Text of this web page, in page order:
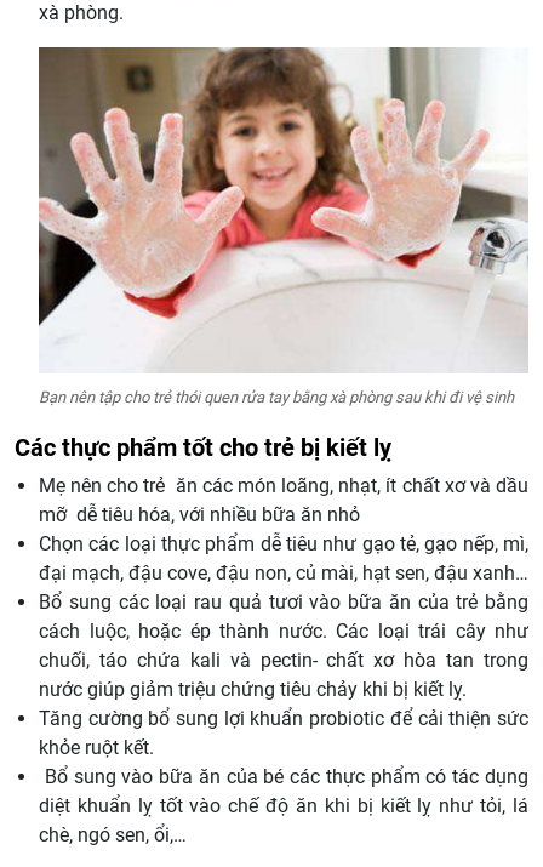
xà phòng.
Bạn nên tập cho trẻ thói quen rửa tay bằng xà phòng sau khi đi vệ sinh
Các thực phẩm tốt cho trẻ bị kiết lỵ
Mẹ nên cho trẻ ăn các món loãng, nhạt, ít chất xơ và dầu
mỡ dễ tiêu hóa, với nhiều bữa ăn nhỏ
Chọn các loại thực phẩm dễ tiêu như gạo tẻ, gạo nếp, mì,
đại mạch, đậu cove, đậu non, củ mài, hạt sen, đậu xanh…
Bổ sung các loại rau quả tươi vào bữa ăn của trẻ bằng
cách luộc, hoặc ép thành nước. Các loại trái cây như
chuối, táo chứa kali và pectin- chất xơ hòa tan trong
nước giúp giảm triệu chứng tiêu chảy khi bị kiết lỵ.
Tăng cường bổ sung lợi khuẩn probiotic để cải thiện sức
khỏe ruột kết.
Bổ sung vào bữa ăn của bé các thực phẩm có tác dụng
diệt khuẩn lỵ tốt vào chế độ ăn khi bị kiết lỵ như tỏi, lá
chè, ngó sen, ổi,…